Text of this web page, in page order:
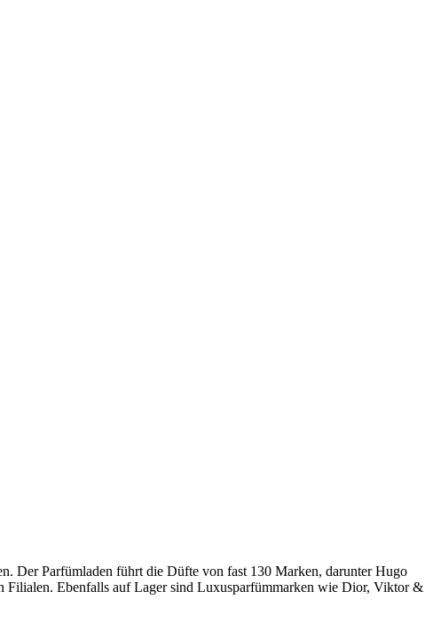
Der Parfümladen führt die Düfte von fast 130 Marken, darunter Hugo
Filialen. Ebenfalls auf Lager sind Luxusparfümmarken wie Dior, Viktor &